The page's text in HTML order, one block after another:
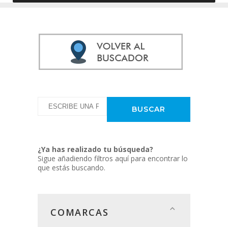
¿Ya has realizado tu búsqueda?
Sigue añadiendo filtros aquí para encontrar lo
que estás buscando.
COMARCAS